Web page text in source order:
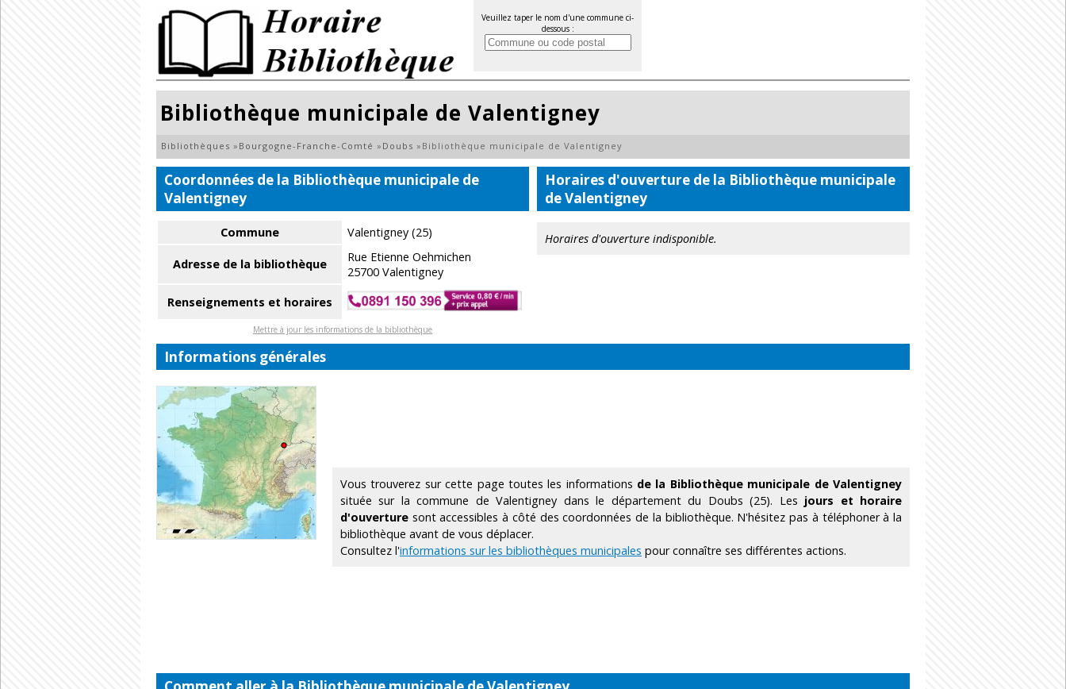
Veuillez taper le nom d'une commune ci-
dessous :
Bibliothèque municipale de Valentigney
Bibliothèques » Bourgogne-Franche-Comté » Doubs » Bibliothèque municipale de Valentigney
Coordonnées de la Bibliothèque municipale de
Valentigney
Commune Valentigney (25)
Adresse de la bibliothèque
Rue Etienne Oehmichen
25700 Valentigney
Renseignements et horaires
Mettre à jour les informations de la bibliothèque
Horaires d'ouverture de la Bibliothèque municipale
de Valentigney
Horaires d'ouverture indisponible.
Informations générales
Vous trouverez sur cette page toutes les informations de la Bibliothèque municipale de Valentigney
située sur la commune de Valentigney dans le département du Doubs (25). Les jours et horaire
d'ouverture sont accessibles à côté des coordonnées de la bibliothèque. N'hésitez pas à téléphoner à la
bibliothèque avant de vous déplacer.
Consultez l'informations sur les bibliothèques municipales pour connaître ses différentes actions.